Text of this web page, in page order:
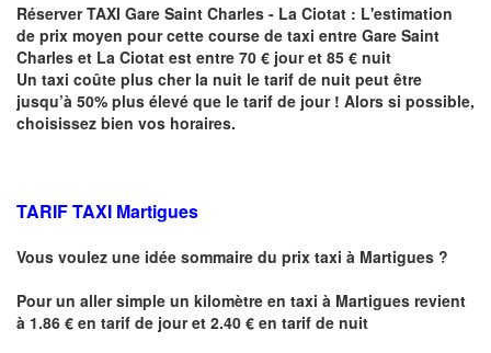
RéserverTAXI Gare Saint Charles - La Ciotat : L'estimation
de prix moyen pour cette course de taxi entre Gare Saint
Charles et La Ciotat est entre 70 € jour et 85 € nuit
Un taxi coûte plus cher la nuit le tarif de nuit peut être
jusqu’à 50% plus élevé que le tarif de jour ! Alors si possible,
choisissez bien vos horaires.
TARIF TAXI Martigues
Vous voulez une idée sommaire du prix taxi à Martigues ?
Pour un aller simple un kilomètre en taxi à Martigues revient
à 1.86 € en tarif de jour et 2.40 € en tarif de nuit